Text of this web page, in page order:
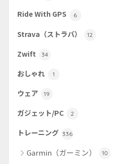
Ride With GPS 6
Strava（ストラバ） 12
Zwift 34
おしゃれ 1
ウェア 19
ガジェット/PC 2
トレーニング 336
Garmin（ガーミン） 10